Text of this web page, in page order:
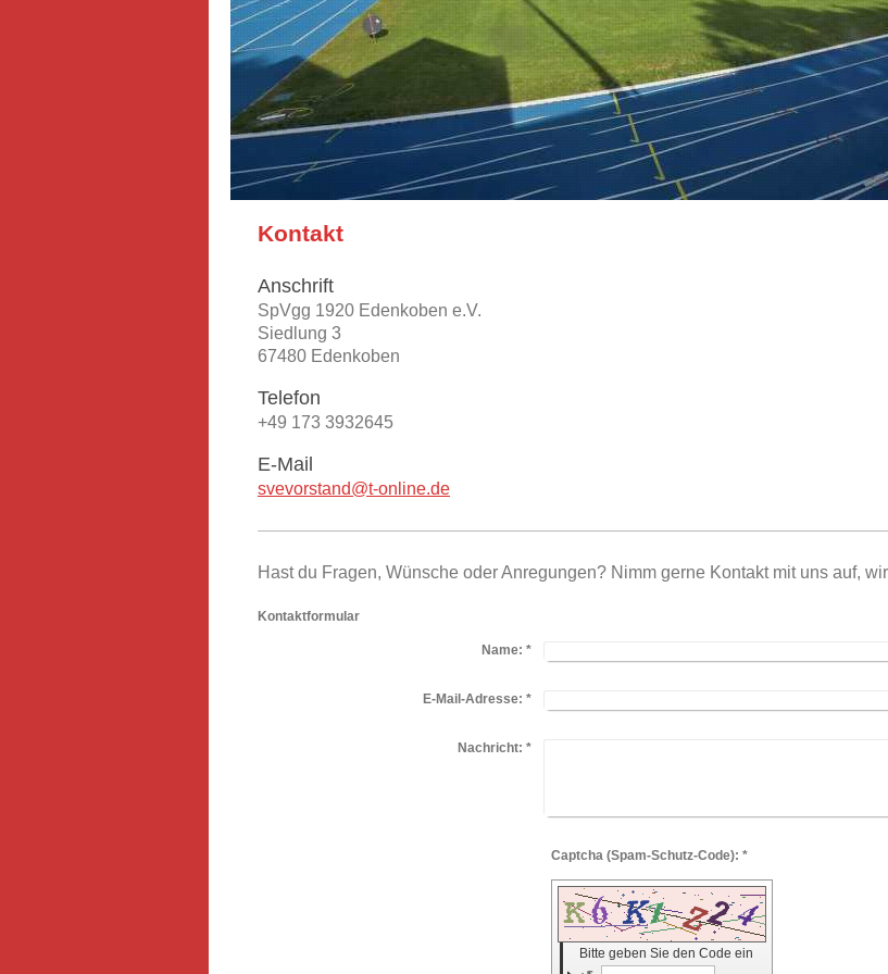
Kontakt
Anschrift
SpVgg 1920 Edenkoben e.V.
Siedlung 3
67480 Edenkoben
Telefon
+49 173 3932645
E-Mail
svevorstand@t-online.de
Hast du Fragen, Wünsche oder Anregungen? Nimm gerne Kontakt mit uns auf,
Kontaktformular
Name: *
E-Mail-Adresse: *
Nachricht: *
Captcha (Spam-Schutz-Code): *
Bitte geben Sie den Code ein